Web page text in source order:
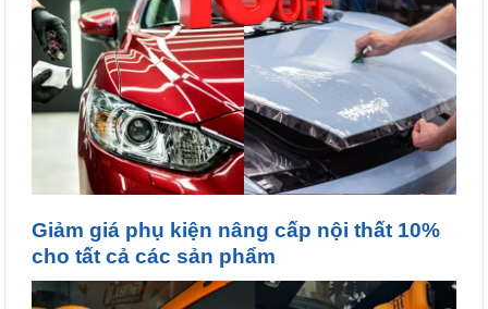
Giảm giá phụ kiện nâng cấp nội thất 10%
cho tất cả các sản phẩm